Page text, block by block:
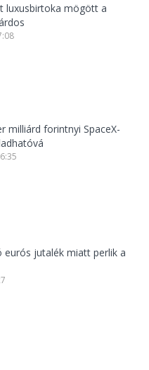
luxusbirtoka mögött a
milliárd forintnyi SpaceX-
eurós jutalék miatt perlik a